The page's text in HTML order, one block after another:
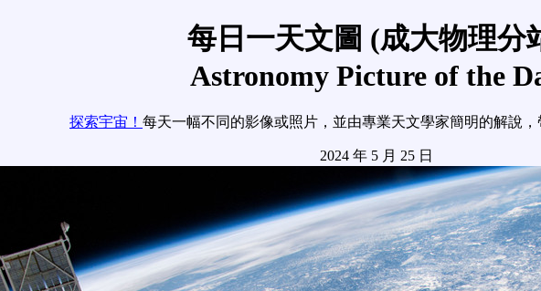
每日一天文圖 (成大物理分
Astronomy Picture of the
探索宇宙！ 每天一幅不同的影像或照片，並由專業天文學家簡明的解說，
2024 年 5 月 25 日